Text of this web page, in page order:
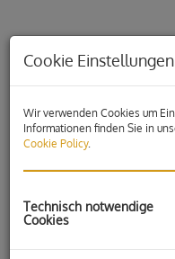
Zur Vermietung gelangt
nutzbare Gewerbehalle
Cookie Einstellungen
Wir verwenden Cookies um
Informationen finden Sie in
Cookie Policy.
Technisch notwendige
Cookies